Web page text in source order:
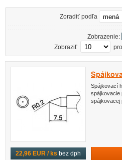
Zoradiť podľa
Zobrazenie:
Zobraziť
22,96 EUR / ks bez dph
Spájkovací
spájkovacie
spájkovacej